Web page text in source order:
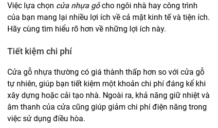
Việc lựa chọn cửa nhựa gỗcho ngôi nhà hay công trình
của bạn mang lại nhiều lợi ích về cả mặt kinh tế và tiện ích.
Hãy cùng tìm hiểu rõ hơn về những lợi ích này.
Tiết kiệm chi phí
Cửa gỗ nhựa thường có giá thành thấp hơn so với cửa gỗ
tự nhiên, giúp bạn tiết kiệm một khoản chi phí đáng kể khi
xây dựng hoặc cải tạo nhà. Ngoài ra, khả năng giữ nhiệt và
âm thanh của cửa cũng giúp giảm chi phí điện năng trong
việc sử dụng điều hòa.